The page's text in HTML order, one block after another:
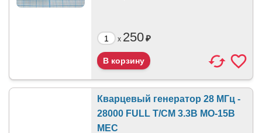
x 250₽
Кварцевый генератор 28 МГц -
28000 FULL T/CM 3.3В MO-15B
MEC